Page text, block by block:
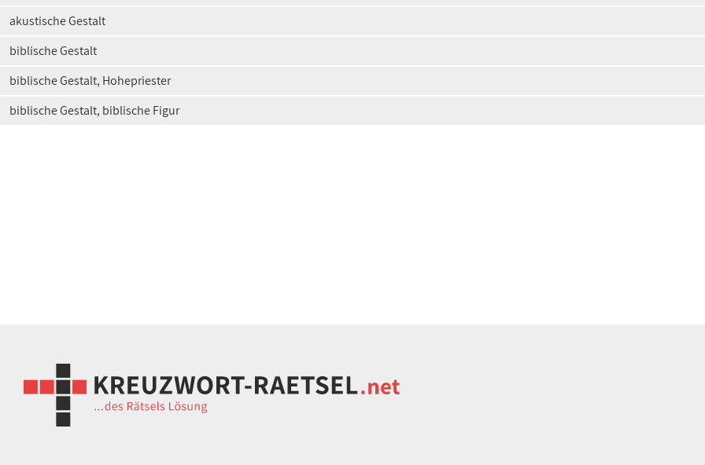
akustische Gestalt
biblische Gestalt
biblische Gestalt, Hohepriester
biblische Gestalt, biblische Figur